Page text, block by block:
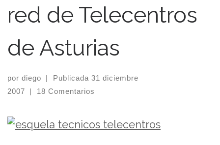
red de Telecentros
de Asturias
por diego | Publicada 31 diciembre
2007
| 18 Comentarios